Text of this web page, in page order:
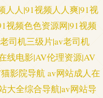
人人|91视频人人爽|91视
视频色色资源网|91视频
司机三级片|av老司机
线电影|AV伦理资源|AV
影院导航 av网站成人在
大全综合导航|av网站导